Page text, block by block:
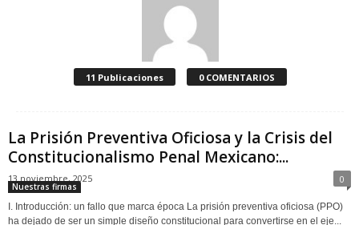
11 Publicaciones 0 COMENTARIOS
La Prisión Preventiva Oficiosa y la Crisis del
Constitucionalismo Penal Mexicano:...
13 noviembre, 2025 0
Nuestras firmas
I. Introducción: un fallo que marca época La prisión preventiva oficiosa (PPO)
ha dejado de ser un simple diseño constitucional para convertirse en el eje...